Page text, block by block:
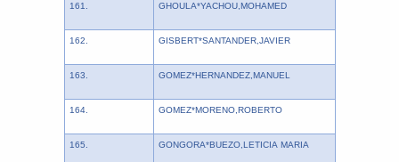
161. GHOULA*YACHOU,MOHAMED
162. GISBERT*SANTANDER,JAVIER
163. GOMEZ*HERNANDEZ,MANUEL
164. GOMEZ*MORENO,ROBERTO
165. GONGORA*BUEZO,LETICIA MARIA